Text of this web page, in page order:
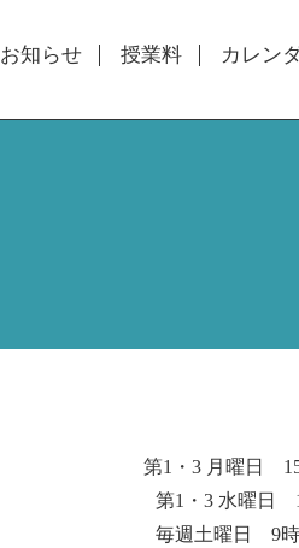
お知らせ 授業料 カレン
第1・3 月曜日
第1・3 水曜日
毎週土曜日 9